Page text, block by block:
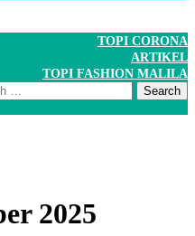
TOPI CORONA
ARTIKEL
TOPI FASHION MALILA
2025